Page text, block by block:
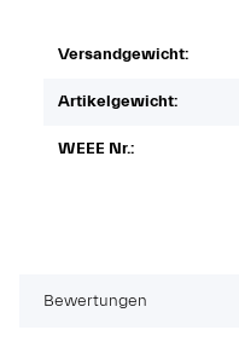
Versandgewicht:
Artikelgewicht:
WEEE Nr.:
Bewertungen